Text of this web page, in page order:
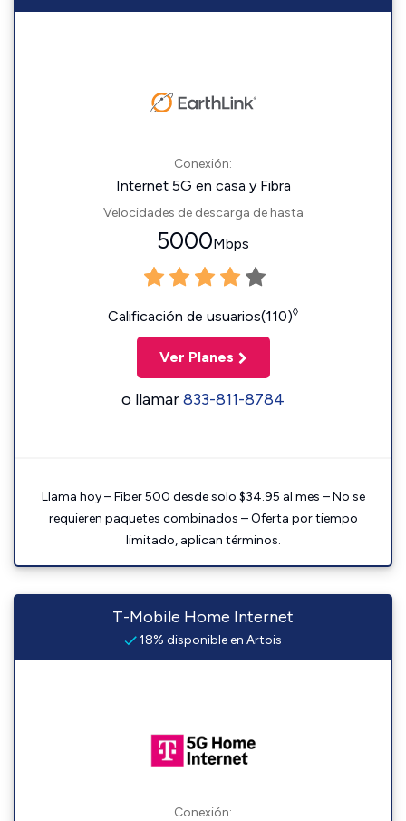
Conexión:
Internet 5G en casa y Fibra
Velocidades de descarga de hasta
5000Mbps
Calificación de usuarios(110)◊
Ver Planes
o llamar833-811-8784
Llama hoy – Fiber 500 desde solo $34.95 al mes – No se
requieren paquetes combinados – Oferta por tiempo
limitado, aplican términos.
T-Mobile Home Internet
18% disponible en Artois
Conexión: